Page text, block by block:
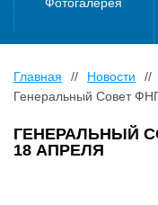
Главная // Новости //
Генеральный Совет
ГЕНЕРАЛЬНЫЙ
18 АПРЕЛЯ